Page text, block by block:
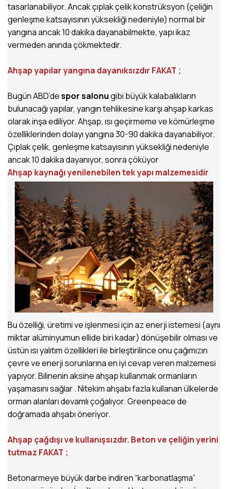
tasarlanabiliyor. Ancak çıplak çelik konstrüksyon (çeliğin
genleşme katsayısının yüksekliği nedeniyle) normal bir
yangına ancak 10 dakika dayanabilmekte, yapı ikaz
vermeden anında çökmektedir.
Ahşap yapılar yangına dayanıksızdır FAKAT ;
Bugün ABD’despor salonugibi büyük kalabalıkların
bulunacağı yapılar, yangın tehlikesine karşı ahşap karkas
olarak inşa ediliyor. Ahşap, ısı geçirmeme ve kömürleşme
özelliklerinden dolayı yangına 30-90 dakika dayanabiliyor.
Çıplak çelik, genleşme katsayısının yüksekliği nedeniyle
ancak 10 dakika dayanıyor, sonra çöküyor
Ahşap kaynağı yenilenebilen tek yapı malzemesidir
Bu özelliği, üretimi ve işlenmesi için az enerji istemesi (aynı
miktar alüminyumun ellide biri kadar) dönüşebilir olması ve
üstün ısı yalıtım özellikleri ile birleştirilince onu çağımızın
çevre ve enerji sorunlarına en iyi cevap veren malzemesi
yapıyor. Bilinenin aksine ahşap kullanmak ormanların
yaşamasını sağlar . Nitekim ahşabı fazla kullanan ülkelerde
orman alanları devamlı çoğalıyor. Greenpeace de
doğramada ahşabı öneriyor.
Ahşap çağdışı ve kullanışsızdır. Beton ve çeliğin yerini
tutmaz FAKAT ;
Betonarmeye büyük darbe indiren “karbonatlaşma”